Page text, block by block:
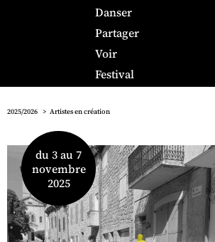
Danser
Partager
Voir
Festival
2025/2026 Artistes en création
du 3 au 7
novembre
2025